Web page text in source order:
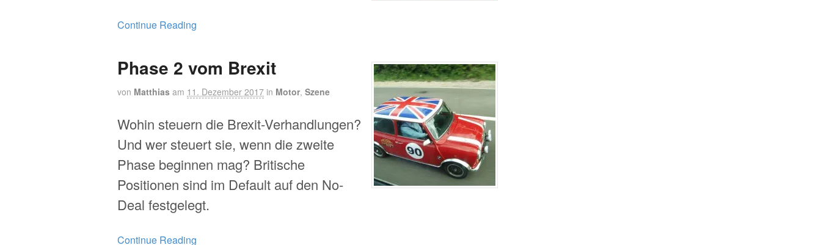
Continue Reading
Phase 2 vom Brexit
von Matthias am 11. Dezember 2017 in Motor, Szene
Wohin steuern die Brexit-Verhandlungen?
Und wer steuert sie, wenn die zweite
Phase beginnen mag? Britische
Positionen sind im Default auf den No-
Deal festgelegt.
Continue Reading